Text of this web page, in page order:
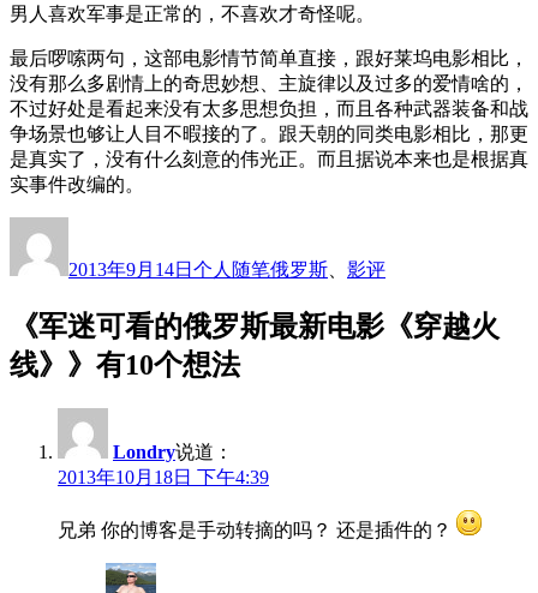
男人喜欢军事是正常的，不喜欢才奇怪呢。
最后啰嗦两句，这部电影情节简单直接，跟好莱坞电影相比，
没有那么多剧情上的奇思妙想、主旋律以及过多的爱情啥的，
不过好处是看起来没有太多思想负担，而且各种武器装备和战
争场景也够让人目不暇接的了。跟天朝的同类电影相比，那更
是真实了，没有什么刻意的伟光正。而且据说本来也是根据真
实事件改编的。
于
2013年9月14日 个人随笔俄罗斯
影评
《军迷可看的俄罗斯最新电影《穿越火
线》》有10个想法
Londry说道：
2013年10月18日 下午4:39
兄弟 你的博客是手动转摘的吗？ 还是插件的？